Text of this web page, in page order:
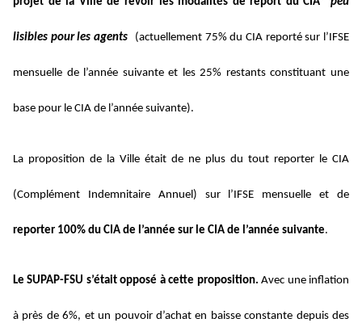
lisibles pour les agents (actuellement 75% du CIA reporté sur l’IFSE
mensuelle de l’année suivante et les 25% restants constituant une
base pour le CIA de l’année suivante).
La proposition de la Ville était de ne plus du tout reporter le CIA
(Complément Indemnitaire Annuel) sur l’IFSE mensuelle et de
reporter 100% du CIA de l’année sur le CIA de l’année suivante.
Le SUPAP-FSU s’était opposé à cette proposition. Avec une inflation
à près de 6%, et un pouvoir d’achat en baisse constante depuis des